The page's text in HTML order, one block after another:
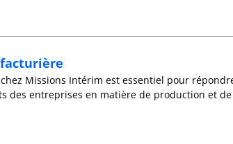
Missions Intérim est essentiel pour
des entreprises en matière de production et de